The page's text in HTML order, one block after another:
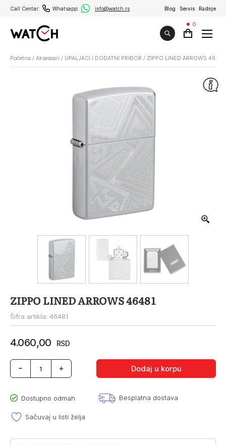
Call Centar: Whatsapp: info@watch.rs Blog Servis Radnje
0
Početna / Aksesoari / UPALJACI I DODATNI PRIBOR / ZIPPO LINED ARROWS 46481
ZIPPO LINED ARROWS 46481
Šifra artikla: 46481
4.060,00 RSD
ZIPPO
LINED
46481
količina
Dodaj u korpu
Dostupno odmah Besplatna dostava
Sačuvaj u listi želja